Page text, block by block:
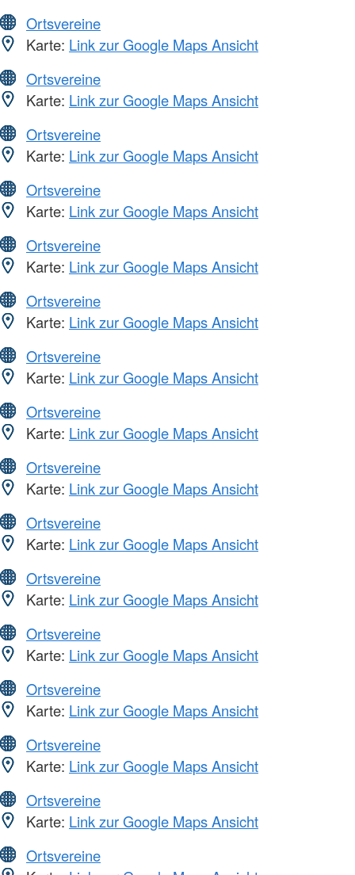
Ortsvereine
Karte: Link zur Google Maps Ansicht
Ortsvereine
Karte: Link zur Google Maps Ansicht
Ortsvereine
Karte: Link zur Google Maps Ansicht
Ortsvereine
Karte: Link zur Google Maps Ansicht
Ortsvereine
Karte: Link zur Google Maps Ansicht
Ortsvereine
Karte: Link zur Google Maps Ansicht
Ortsvereine
Karte: Link zur Google Maps Ansicht
Ortsvereine
Karte: Link zur Google Maps Ansicht
Ortsvereine
Karte: Link zur Google Maps Ansicht
Ortsvereine
Karte: Link zur Google Maps Ansicht
Ortsvereine
Karte: Link zur Google Maps Ansicht
Ortsvereine
Karte: Link zur Google Maps Ansicht
Ortsvereine
Karte: Link zur Google Maps Ansicht
Ortsvereine
Karte: Link zur Google Maps Ansicht
Ortsvereine
Karte: Link zur Google Maps Ansicht
Ortsvereine